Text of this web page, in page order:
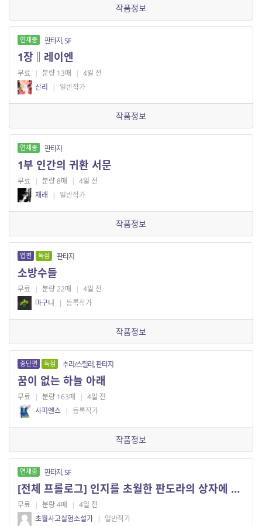
작품정보
연재중 판타지, SF
1장‖레이엔
무료 | 분량 13매 | 4일 전
산리
| 일반작가
작품정보
연재중 판타지
1부 인간의 귀환 서문
무료 | 분량 8매 | 4일 전
채래
| 일반작가
작품정보
엽편 독점 판타지
소방수들
무료 | 분량 22매 | 4일 전
마구니
| 등록작가
작품정보
중단편 독점 추리/스릴러, 판타지
꿈이 없는 하늘 아래
무료 | 분량 163매 | 4일 전
사피엔스 | 등록작가
작품정보
연재중 판타지, SF
[전체 프롤로그] 인지를 초월한 판도라의 상자에 다가서다
무료 | 분량 4매 | 4일 전
초월사고실험소설가 | 일반작가